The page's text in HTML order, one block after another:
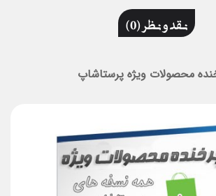
نقد و نظر (0)
محصولات ویژه پرستاشاپ